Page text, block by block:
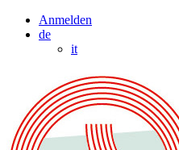
Anmelden
de
it